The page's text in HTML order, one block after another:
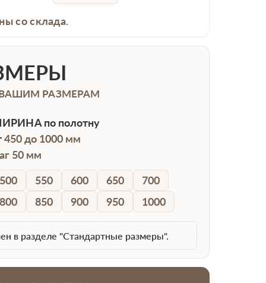
со склада.
РАЗМЕРАМ
по полотну
450 до 1000 мм
50 мм
500 550 600 650
700
800 850 900 950 1000
в разделе "Стандартные размеры".